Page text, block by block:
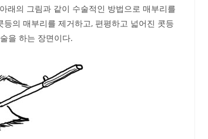
래의 그림과 같이 수술적인 방법으로 매부리를
의 매부리를 제거하고, 편평하고 넓어진 콧등
을 하는 장면이다.